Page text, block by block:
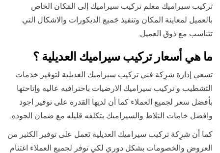
تركيب سيراميك معلم تركيب سيراميك إلى المَكان الخاص
بالعميل لمعاينة المكان وتنفيذ جَميع الديكورات والاشكال التي
تتناسب مع ذوق العميل.
ما هي أسعار تركيب سيراميك العديلية ؟
تسعى إدارة شرِكة فني تركيب سيراميك العديلية لتوفير خدَمات
التشطيب و تركيب سيراميك الارضيات باحترافيه عاليه وإتاحتها
بأفضل سعر لجميع العملاء كما أن لديها القدرة على توفير اجود
وافضل خامات البَلاط والسيراميك بتكلفه قليله مع ضمان الجوده.
كما أن شرِكة تركيب سيراميك العديلية تَعمل على توفير الكثير من
العروض والخصومات بشكل دوري لكي توفر لجميع العملاء اغتنام